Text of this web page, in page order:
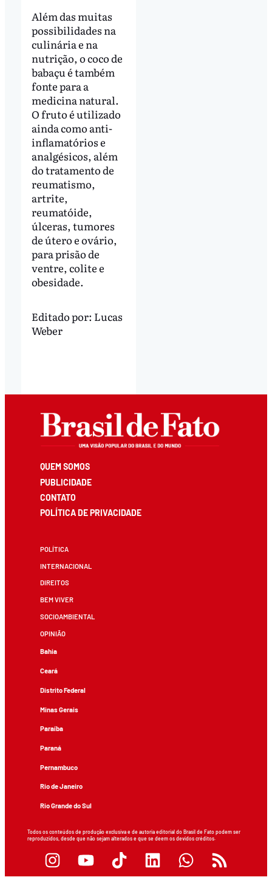
Além das muitas
possibilidades na
culinária e na
nutrição, o coco de
babaçu é também
fonte para a
medicina natural.
O fruto é utilizado
ainda como anti-
inflamatórios e
analgésicos, além
do tratamento de
reumatismo,
artrite,
reumatóide,
úlceras, tumores
de útero e ovário,
para prisão de
ventre, colite e
obesidade.
Editado por: Lucas
Weber
QUEM SOMOS
PUBLICIDADE
CONTATO
POLÍTICA DE PRIVACIDADE
POLÍTICA
INTERNACIONAL
DIREITOS
BEM VIVER
SOCIOAMBIENTAL
OPINIÃO
Bahia
Ceará
Distrito Federal
Minas Gerais
Paraíba
Paraná
Pernambuco
Rio de Janeiro
Rio Grande do Sul
Todos os conteúdos de produção exclusiva e de autoria editorial do Brasil de Fato podem ser
reproduzidos, desde que não sejam alterados e que se deem os devidos créditos.